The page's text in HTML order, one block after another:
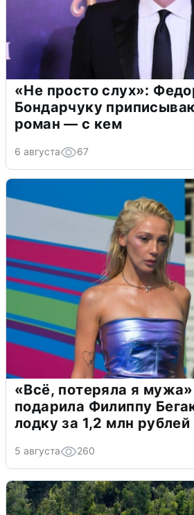
«Не просто слух»:
Бондарчуку
роман — с кем
6 августа 67
«Всё, потеряла я
подарила Филиппу
лодку за 1,2 млн рублей
5 августа 260